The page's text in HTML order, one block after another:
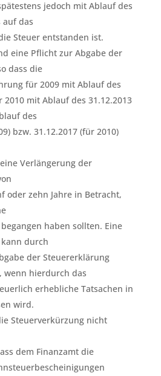
jedoch mit Ablauf des
auf das
Steuer entstanden ist.
eine Pflicht zur Abgabe der
dass die
für 2009 mit Ablauf des
2010 mit Ablauf des 31.12.2013
des
bzw. 31.12.2017 (für 2010)
Verlängerung der
oder zehn Jahre in Betracht,
haben sollten. Eine
durch
der Steuererklärung
wenn hierdurch das
erhebliche Tatsachen in
wird.
Steuerverkürzung nicht
dem Finanzamt die